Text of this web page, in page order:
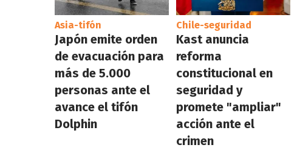
Asia-tifón
Japón emite orden
de evacuación para
más de 5.000
personas ante el
avance el tifón
Dolphin
Chile-seguridad
Kast anuncia
reforma
constitucional en
seguridad y
promete "ampliar"
acción ante el
crimen